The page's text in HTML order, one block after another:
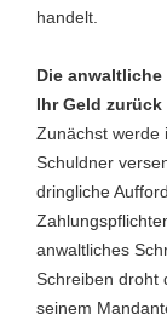
handelt.
Die
Ihr Geld zurück
Zunächst werde
Schuldner
dringliche
anwaltliches
Schreiben droht
seinem